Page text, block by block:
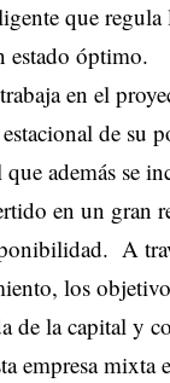
que regula
estado óptimo.
en el
de su
además se
en un gran
A
los
de la capital y
empresa